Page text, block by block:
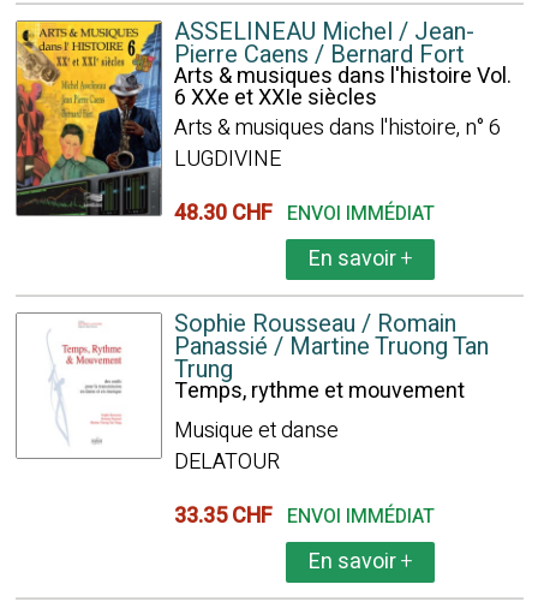
ASSELINEAU Michel / Jean-
Pierre Caens / Bernard Fort
Arts & musiques dans l'histoire Vol.
6 XXe et XXIe siècles
Arts & musiques dans l'histoire, n° 6
LUGDIVINE
48.30 CHF ENVOI IMMÉDIAT
En savoir+
Sophie Rousseau / Romain
Panassié / Martine Truong Tan
Trung
Temps, rythme et mouvement
Musique et danse
DELATOUR
33.35 CHF ENVOI IMMÉDIAT
En savoir+